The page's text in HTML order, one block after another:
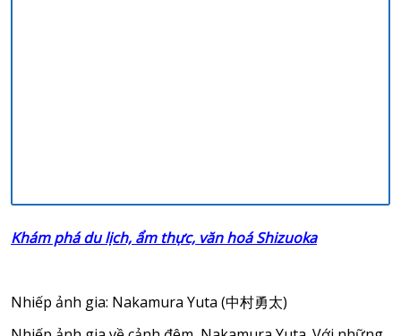
Khám phá du lịch, ẩm thực, văn hoá Shizuoka
Nhiếp ảnh gia: Nakamura Yuta (中村勇太)